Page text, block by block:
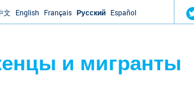
文 English Français Русский Español
и мигранты